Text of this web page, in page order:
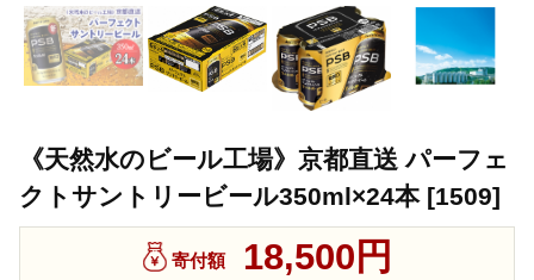
《天然水のビール工場》京都直送 パーフェ
クトサントリービール350ml×24本 [1509]
寄付額 18,500円